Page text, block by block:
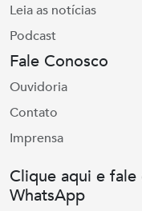
Leia as notícias
Podcast
Fale Conosco
Ouvidoria
Contato
Imprensa
Clique aqui e
WhatsApp